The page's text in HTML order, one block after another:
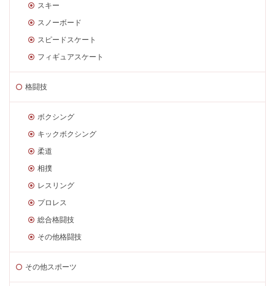
スキー
スノーボード
スピードスケート
フィギュアスケート
格闘技
ボクシング
キックボクシング
柔道
相撲
レスリング
プロレス
総合格闘技
その他格闘技
その他スポーツ